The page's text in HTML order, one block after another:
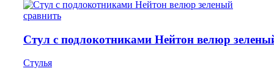
сравнить
Стул с подлокотниками Нейтон велюр
Стулья